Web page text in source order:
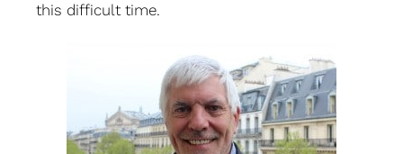
this difficult time.